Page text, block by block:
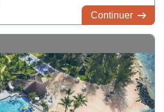
Continuer